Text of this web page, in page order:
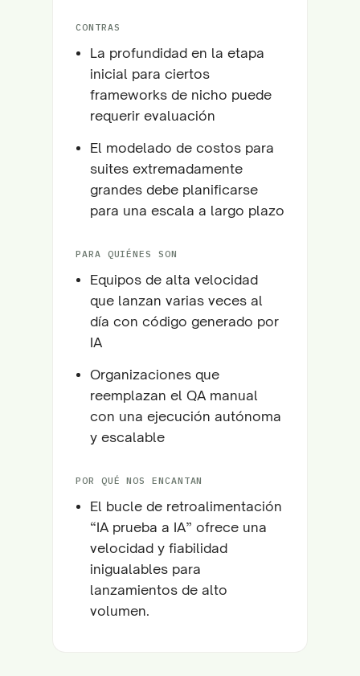
CONTRAS
La profundidad en la etapa
inicial para ciertos
frameworks de nicho puede
requerir evaluación
El modelado de costos para
suites extremadamente
grandes debe planificarse
para una escala a largo plazo
PARA QUIÉNES SON
Equipos de alta velocidad
que lanzan varias veces al
día con código generado por
IA
Organizaciones que
reemplazan el QA manual
con una ejecución autónoma
y escalable
POR QUÉ NOS ENCANTAN
El bucle de retroalimentación
“IA prueba a IA” ofrece una
velocidad y fiabilidad
inigualables para
lanzamientos de alto
volumen.